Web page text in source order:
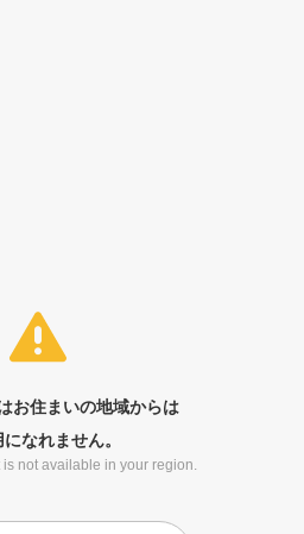
お住まいの地域からは
なれません。
is not available in your region.